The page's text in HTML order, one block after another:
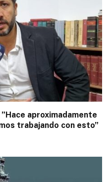
aproximadamente
trabajando con esto”